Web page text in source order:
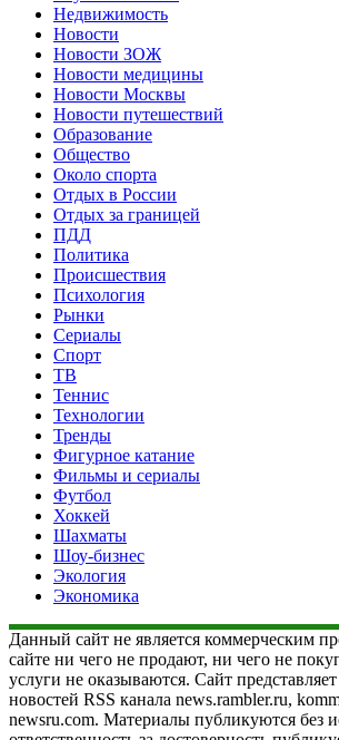
Недвижимость
Новости
Новости ЗОЖ
Новости медицины
Новости Москвы
Новости путешествий
Образование
Общество
Около спорта
Отдых в России
Отдых за границей
ПДД
Политика
Происшествия
Психология
Рынки
Сериалы
Спорт
ТВ
Теннис
Технологии
Тренды
Фигурное катание
Фильмы и сериалы
Футбол
Хоккей
Шахматы
Шоу-бизнес
Экология
Экономика
Данный сайт не является коммерческим
сайте ни чего не продают, ни чего не
услуги не оказываются. Сайт
новостей RSS канала news.rambler.ru,
newsru.com. Материалы публикуются без